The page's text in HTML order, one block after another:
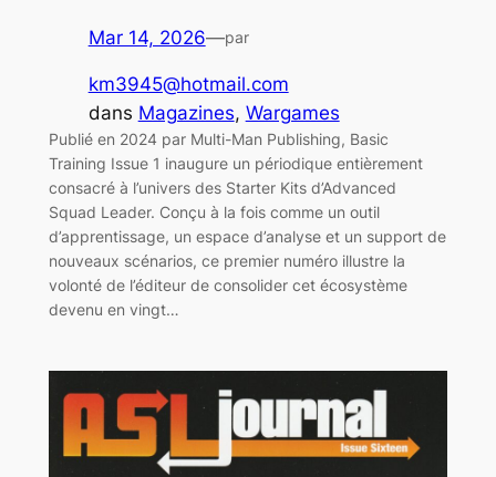
Mar 14, 2026—par
km3945@hotmail.com
dans Magazines, Wargames
Publié en 2024 par Multi-Man Publishing, Basic
Training Issue 1 inaugure un périodique entièrement
consacré à l’univers des Starter Kits d’Advanced
Squad Leader. Conçu à la fois comme un outil
d’apprentissage, un espace d’analyse et un support de
nouveaux scénarios, ce premier numéro illustre la
volonté de l’éditeur de consolider cet écosystème
devenu en vingt…